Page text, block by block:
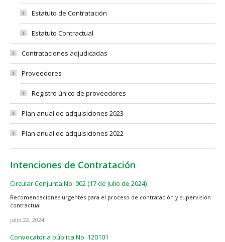
Estatuto de Contratación
Estatuto Contractual
Contrataciones adjudicadas
Proveedores
Registro único de proveedores
Plan anual de adquisiciones 2023
Plan anual de adquisiciones 2022
Intenciones de Contratación
Circular Conjunta No. 002 (17 de julio de 2024)
Recomendaciones urgentes para el proceso de contratación y supervisión
contractual
julio 22, 2024
Convocatoria pública No. 120101